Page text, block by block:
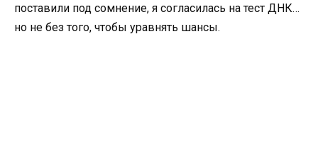
поставили под сомнение, я согласилась на тест ДНК…
но не без того, чтобы уравнять шансы.